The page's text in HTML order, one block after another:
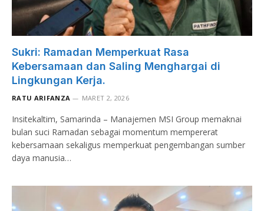
Sukri: Ramadan Memperkuat Rasa
Kebersamaan dan Saling Menghargai di
Lingkungan Kerja.
RATU ARIFANZA MARET 2, 2026
Insitekaltim, Samarinda – Manajemen MSI Group memaknai
bulan suci Ramadan sebagai momentum mempererat
kebersamaan sekaligus memperkuat pengembangan sumber
daya manusia…